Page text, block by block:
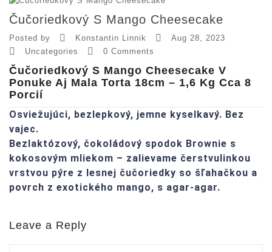
Čučoriedkový S Mango Cheesecake
Posted by  Konstantin Linnik  Aug 28, 2023
 Uncategories  0 Comments
Čučoriedkový S Mango Cheesecake V
Ponuke Aj Mala Torta 18cm – 1,6 Kg Cca 8
Porcií
Osviežujúci, bezlepkový, jemne kyselkavý. Bez
vajec.
Bezlaktózový, čokoládový spodok Brownie s
kokosovým mliekom – zalievame čerstvulinkou
vrstvou pýre z lesnej čučoriedky so šľahačkou a
povrch z exotického mango, s agar-agar.
Leave a Reply